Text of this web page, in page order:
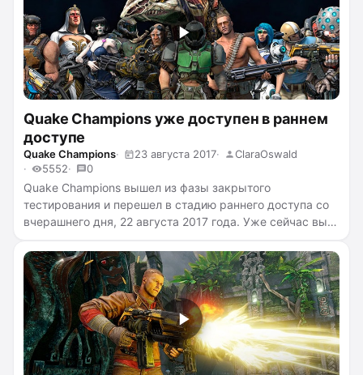
Quake Champions уже доступен в раннем
доступе
Quake Champions 23 августа 2017
ClaraOswald
5552
0
Quake Champions вышел из фазы закрытого
тестирования и перешел в стадию раннего доступа со
вчерашнего дня, 22 августа 2017 года. Уже сейчас вы
шутере, устроив парочку захватывающих боев с
друзьями или не парочку. В игре появилась масса
новых материалов — новые карты, новые возможности
и новый чемпион: могучий Doom Slayer изсерии игр
DOOM ... читать полностью →